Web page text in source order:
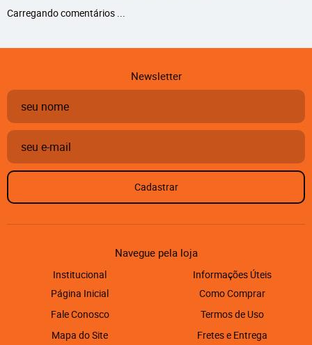
Carregando comentários ...
Newsletter
Cadastrar
Navegue pela loja
Institucional
Página Inicial
Fale Conosco
Mapa do Site
Informações Úteis
Como Comprar
Termos de Uso
Fretes e Entrega